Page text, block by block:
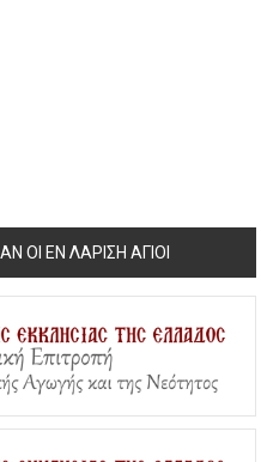
ΕΝ ΛΑΡΙΣΗ ΑΓΙΟΙ